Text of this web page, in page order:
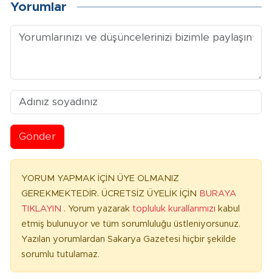
Yorumlar
Gönder
YORUM YAPMAK İÇİN ÜYE OLMANIZ
GEREKMEKTEDİR. ÜCRETSİZ ÜYELİK İÇİN BURAYA
TIKLAYIN . Yorum yazarak topluluk kurallarımızı kabul
etmiş bulunuyor ve tüm sorumluluğu üstleniyorsunuz.
Yazılan yorumlardan Sakarya Gazetesi hiçbir şekilde
sorumlu tutulamaz.